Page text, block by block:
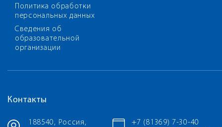
Политика обработки
персональных данных
Сведения об
образовательной
организации
Контакты
188540, Россия,
+7 (81369) 7-30-40